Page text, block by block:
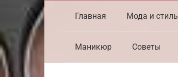
Главная Мода и стиль
Маникюр Советы